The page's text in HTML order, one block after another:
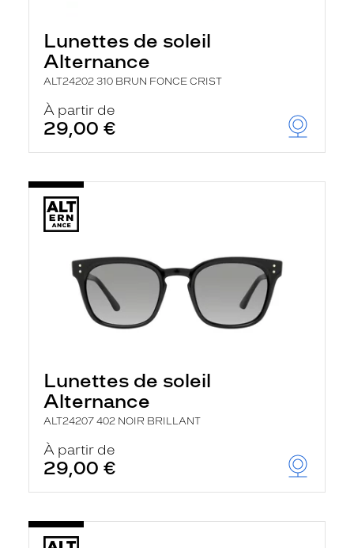
Lunettes de soleil
Alternance
ALT24202 310 BRUN FONCE CRIST
À partir de
29,00 €
Lunettes de soleil
Alternance
ALT24207 402 NOIR BRILLANT
À partir de
29,00 €